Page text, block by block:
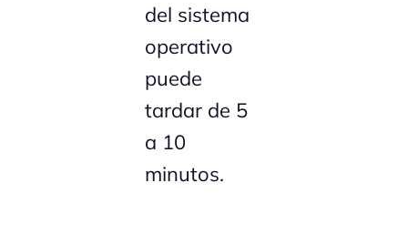
del sistema
operativo
puede
tardar de 5
a 10
minutos.